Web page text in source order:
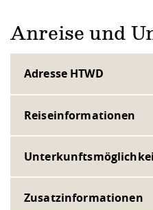
Anreise und
Adresse HTWD
Reiseinformationen
Zusatzinformationen